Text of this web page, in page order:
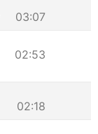
03:07
02:53
02:18